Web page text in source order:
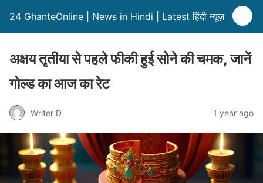
24 GhanteOnline | News in Hindi | Latest हिंदी न्यूज़
अक्षय तृतीया से पहले फीकी हुई सोने की चमक, जानें
गोल्ड का आज का रेट
Writer D 1 year ago